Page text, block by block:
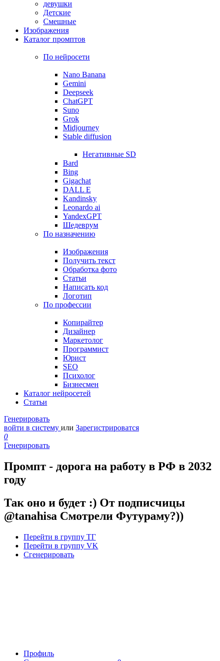
девушки
Детские
Смешные
Изображения
Каталог промптов
По нейросети
Nano Banana
Gemini
Deepseek
ChatGPT
Suno
Grok
Midjourney
Stable diffusion
Негативные SD
Bard
Bing
Gigachat
DALL E
Kandinsky
Leonardo ai
YandexGPT
Шедеврум
По назначению
Изображения
Получить текст
Обработка фото
Статьи
Написать код
Логотип
По профессии
Копирайтер
Дизайнер
Маркетолог
Программист
Юрист
SEO
Психолог
Бизнесмен
Каталог нейросетей
Статьи
Генерировать
войти в систему или Зарегистрироватся
0
Генерировать
Промпт - дорога на работу в РФ в 2032
году
Так оно и будет :) От подписчицы
@tanahisa Смотрели Футураму?))
Перейти в группу ТГ
Перейти в группу VK
Сгенерировать
Профиль